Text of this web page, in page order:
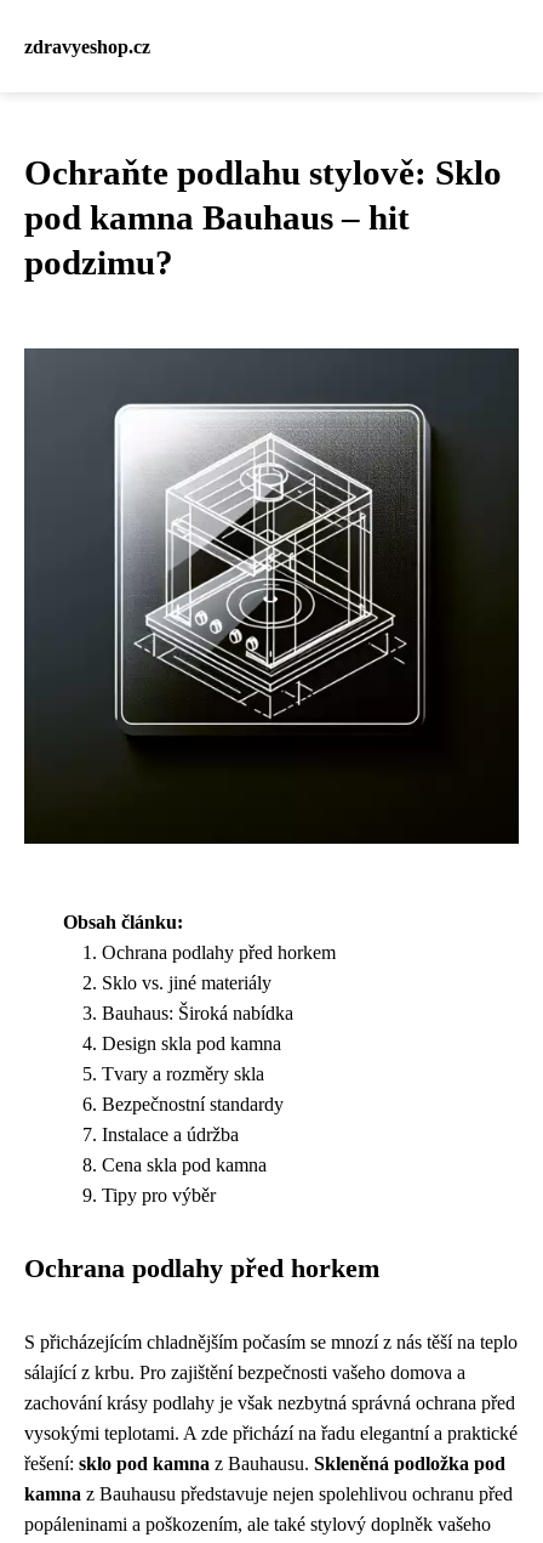
zdravyeshop.cz
Ochraňte podlahu stylově: Sklo
pod kamna Bauhaus – hit
podzimu?
Obsah článku:
Ochrana podlahy před horkem
Sklo vs. jiné materiály
Bauhaus: Široká nabídka
Design skla pod kamna
Tvary a rozměry skla
Bezpečnostní standardy
Instalace a údržba
Cena skla pod kamna
Tipy pro výběr
Ochrana podlahy před horkem
S přicházejícím chladnějším počasím se mnozí z nás těší na teplo
sálající z krbu. Pro zajištění bezpečnosti vašeho domova a
zachování krásy podlahy je však nezbytná správná ochrana před
vysokými teplotami. A zde přichází na řadu elegantní a praktické
řešení: sklo pod kamna z Bauhausu. Skleněná podložka pod
kamna z Bauhausu představuje nejen spolehlivou ochranu před
popáleninami a poškozením, ale také stylový doplněk vašeho